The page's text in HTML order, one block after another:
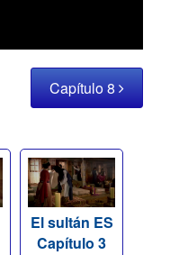
Capítulo 8
El sultán ES
Capítulo 3